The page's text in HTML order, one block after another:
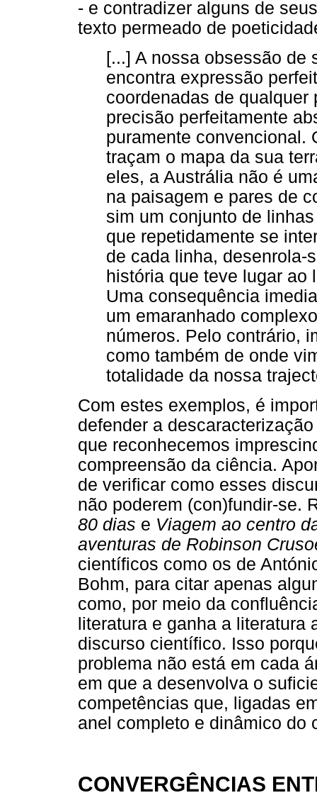
- e contradizer alguns de
texto permeado de
[...] A nossa obsessão de
encontra expressão
coordenadas de qualquer
precisão perfeitamente
puramente convencional.
traçam o mapa da sua
eles, a Austrália não é
na paisagem e pares de
sim um conjunto de
que repetidamente se
de cada linha, desenrola-
história que teve lugar ao
Uma consequência
um emaranhado
números. Pelo contrário,
como também de onde
totalidade da nossa
Com estes exemplos, é
defender a
que reconhecemos
compreensão da ciência.
de verificar como esses
não poderem (con)fundir-se.
80 dias e Viagem ao centro
aventuras de Robinson
científicos como os de
Bohm, para citar apenas
como, por meio da
literatura e ganha a literatura
discurso científico. Isso
problema não está em cada
em que a desenvolva o
competências que, ligadas
anel completo e dinâmico do
CONVERGÊNCIAS